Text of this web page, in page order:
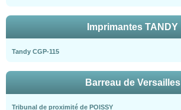
Imprimantes TANDY
Tandy CGP-115
Barreau de Versailles
Tribunal de proximité de POISSY